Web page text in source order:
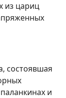
из цариц
состоявшая
и